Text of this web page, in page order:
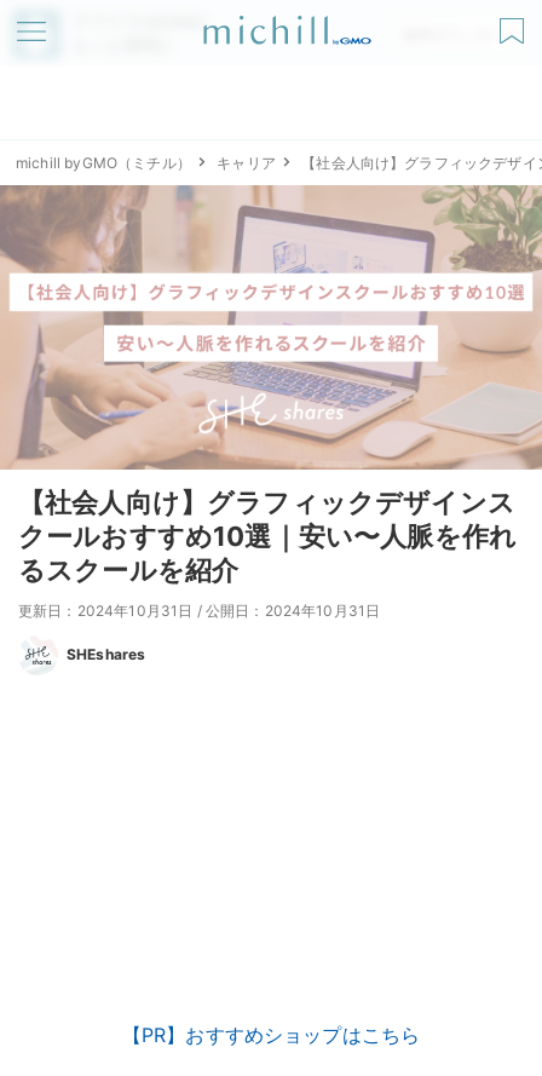
アプリでmichillが
無料ダウンロード
michill byGMO（ミチル） キャリア 【社会人向け】グラフィックデザ
【社会人向け】グラフィックデザインス
クールおすすめ10選｜安い〜人脈を作れ
るスクールを紹介
更新日：2024年10月31日 / 公開日：2024年10月31日
SHEshares
【PR】おすすめショップはこちら